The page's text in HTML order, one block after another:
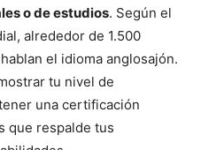
o de estudios. Según el
alrededor de 1.500
el idioma anglosajón.
tu nivel de
una certificación
que respalde tus